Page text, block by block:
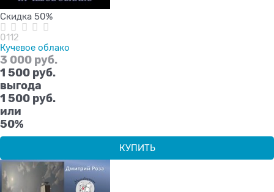
Скидка 50%
0112
Кучевое облако
3 000 руб.
1 500 руб.
выгода
1 500 руб.
или
50%
КУПИТЬ